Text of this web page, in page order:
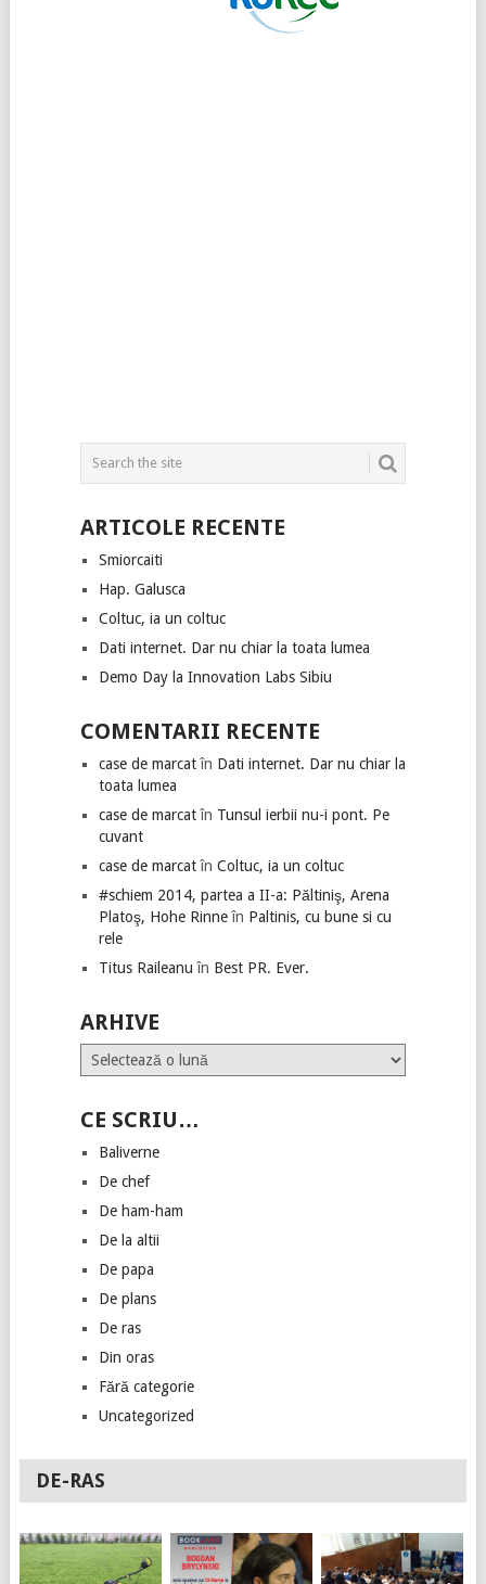
ARTICOLE RECENTE
Smiorcaiti
Hap. Galusca
Coltuc, ia un coltuc
Dati internet. Dar nu chiar la toata lumea
Demo Day la Innovation Labs Sibiu
COMENTARII RECENTE
case de marcatîn Dati internet. Dar nu chiar la
toata lumea
case de marcatîn Tunsul ierbii nu-i pont. Pe
cuvant
case de marcatîn Coltuc, ia un coltuc
#schiem 2014, partea a II-a: Păltiniş, Arena
Platoş, Hohe Rinneîn Paltinis, cu bune si cu
rele
Titus Raileanu în Best PR. Ever.
ARHIVE
Arhive
CE SCRIU…
Baliverne
De chef
De ham-ham
De la altii
De papa
De plans
De ras
Din oras
Fără categorie
Uncategorized
DE-RAS